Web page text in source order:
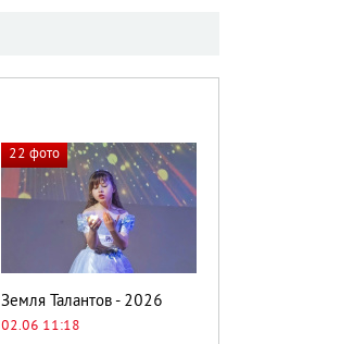
22 фото
Земля Талантов - 2026
02.06 11:18